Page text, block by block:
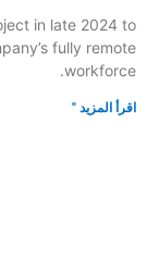
in late 2024 to
fully remote
workforce.
اقرأ المزيد "